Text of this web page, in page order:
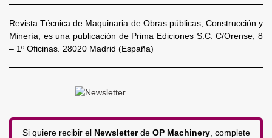
Revista Técnica de Maquinaria de Obras públicas, Construcción y
Minería, es una publicación de Prima Ediciones S.C. C/Orense, 8
– 1º Oficinas. 28020 Madrid (España)
Si quiere recibir el Newsletterde OP Machinery, complete